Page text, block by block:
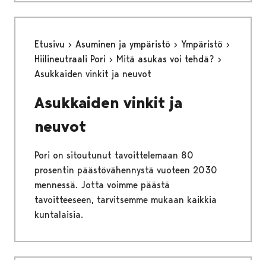
Etusivu Asuminen ja ympäristö
Ympäristö
Hiilineutraali Pori
Mitä asukas voi tehdä?
Asukkaiden vinkit ja neuvot
Asukkaiden vinkit ja
neuvot
Pori on sitoutunut tavoittelemaan 80
prosentin päästövähennystä vuoteen 2030
mennessä. Jotta voimme päästä
tavoitteeseen, tarvitsemme mukaan kaikkia
kuntalaisia.